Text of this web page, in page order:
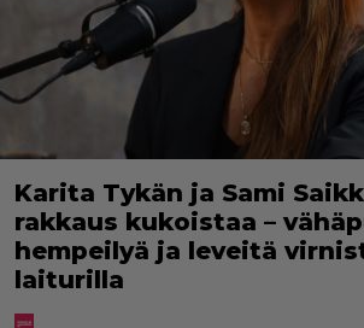
Karita Tykän ja Sami
rakkaus kukoistaa –
hempeilyä ja leveitä
laiturilla